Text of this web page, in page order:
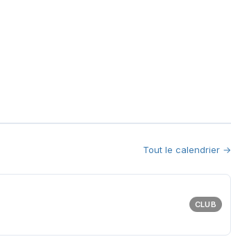
Tout le calendrier →
CLUB